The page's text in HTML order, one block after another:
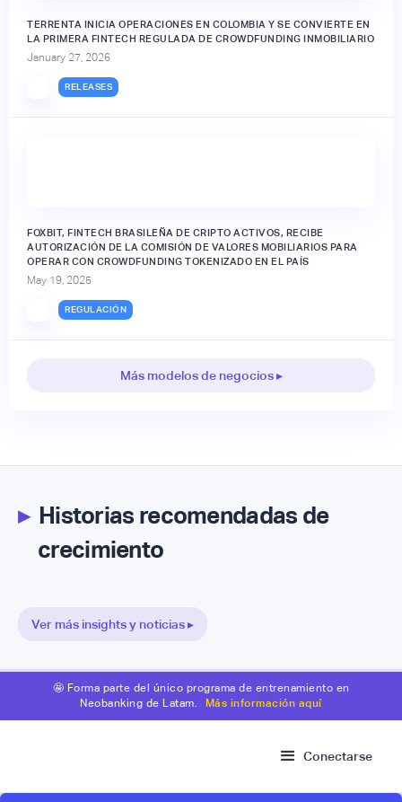
TERRENTA INICIA OPERACIONES EN COLOMBIA Y SE CONVIERTE EN
LA PRIMERA FINTECH REGULADA DE CROWDFUNDING INMOBILIARIO
January 27, 2026
RELEASES
FOXBIT, FINTECH BRASILEÑA DE CRIPTO ACTIVOS, RECIBE
AUTORIZACIÓN DE LA COMISIÓN DE VALORES MOBILIARIOS PARA
OPERAR CON CROWDFUNDING TOKENIZADO EN EL PAÍS
May 19, 2025
REGULACIÓN
Más modelos de negocios ▸
▸Historias recomendadas de
crecimiento
Ver más insights y noticias ▸
🤩 Forma parte del único programa de entrenamiento en
Neobanking de Latam.
Más información aquí
Conectarse